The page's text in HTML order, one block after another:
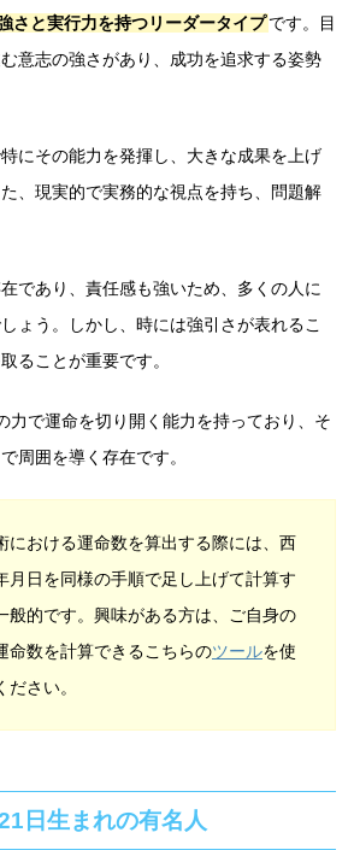
さと実行力を持つリーダータイプです。目
意志の強さがあり、成功を追求する姿勢
にその能力を発揮し、大きな成果を上げ
、現実的で実務的な視点を持ち、問題解
であり、責任感も強いため、多くの人に
ょう。しかし、時には強引さが表れるこ
ることが重要です。
力で運命を切り開く能力を持っており、そ
周囲を導く存在です。
における運命数を算出する際には、西
月日を同様の手順で足し上げて計算す
般的です。興味がある方は、ご自身の
命数を計算できるこちらのツールを使
さい。
日生まれの有名人